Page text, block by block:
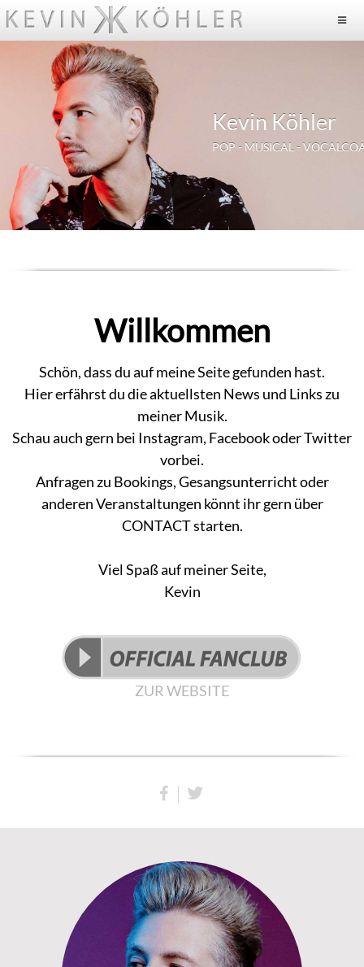
Kevin Köhler
POP - MUSICAL -
Willkommen
Schön, dass du auf meine Seite gefunden hast.
Hier erfährst du die aktuellsten News und Links zu
meiner Musik.
Schau auch gern bei Instagram, Facebook oder Twitter
vorbei.
Anfragen zu Bookings, Gesangsunterricht oder
anderen Veranstaltungen könnt ihr gern über
CONTACT starten.
Viel Spaß auf meiner Seite,
Kevin
ZUR WEBSITE